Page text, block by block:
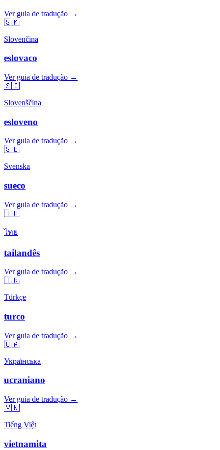
Ver guia de tradução →
🇸🇰
Slovenčina
eslovaco
Ver guia de tradução →
🇸🇮
Slovenščina
esloveno
Ver guia de tradução →
🇸🇪
Svenska
sueco
Ver guia de tradução →
🇹🇭
ไทย
tailandês
Ver guia de tradução →
🇹🇷
Türkçe
turco
Ver guia de tradução →
🇺🇦
Українська
ucraniano
Ver guia de tradução →
🇻🇳
Tiếng Việt
vietnamita